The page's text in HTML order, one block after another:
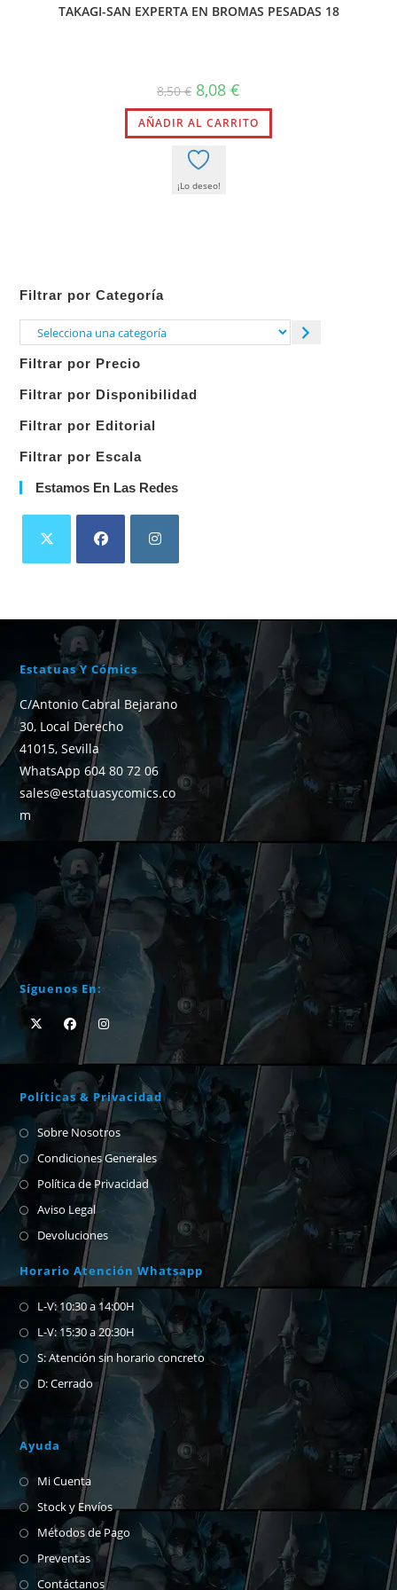
TAKAGI-SAN EXPERTA EN BROMAS PESADAS 18
8,50€ El
precio
original
era:
8,50 €.
8,08 €
actual
es:
8,08 €.
AÑADIR AL CARRITO
¡Lo deseo!
Filtrar por Categoría
Selecciona
categoría
Filtrar por Precio
Filtrar por Disponibilidad
Filtrar por Editorial
Filtrar por Escala
Estamos En Las Redes
Estatuas Y Cómics
C/Antonio Cabral Bejarano
30, Local Derecho
41015, Sevilla
WhatsApp 604 80 72 06
sales@estatuasycomics.co
m
Síguenos En:
Políticas & Privacidad
Sobre Nosotros
Condiciones Generales
Política de Privacidad
Aviso Legal
Devoluciones
Horario Atención Whatsapp
L-V: 10:30 a 14:00H
L-V: 15:30 a 20:30H
S: Atención sin horario concreto
D: Cerrado
Ayuda
Mi Cuenta
Stock y Envíos
Métodos de Pago
Preventas
Contáctanos